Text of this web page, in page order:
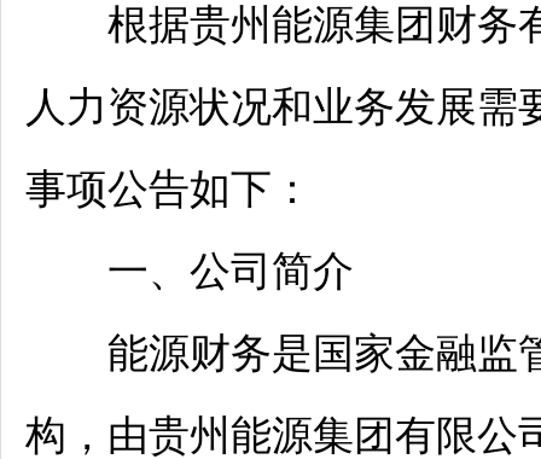
根据贵州能源集团财务有
人力资源状况和业务发展需
事项公告如下：
一、公司简介
能源财务是国家金融监
构，由贵州能源集团有限公